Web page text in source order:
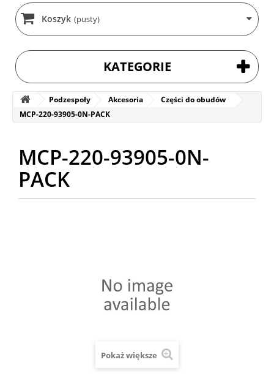
Koszyk (pusty)
KATEGORIE
Podzespoły Akcesoria
Części do obudów
MCP-220-93905-0N-PACK
MCP-220-93905-0N-
PACK
Pokaż większe